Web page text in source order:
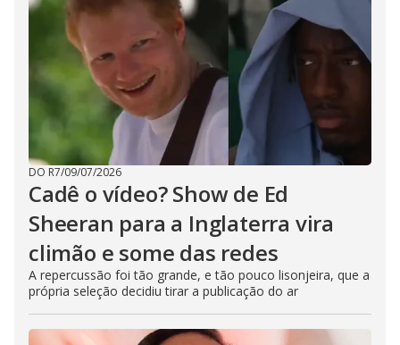
DO R7/09/07/2026
Cadê o vídeo? Show de Ed
Sheeran para a Inglaterra vira
climão e some das redes
A repercussão foi tão grande, e tão pouco lisonjeira, que a
própria seleção decidiu tirar a publicação do ar